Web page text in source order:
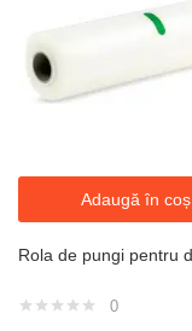
Adaugă în coș
0